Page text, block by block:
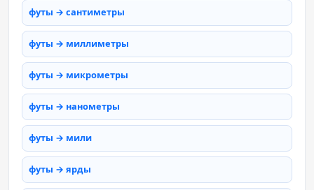
футы → сантиметры
футы → миллиметры
футы → микрометры
футы → нанометры
футы → мили
футы → ярды